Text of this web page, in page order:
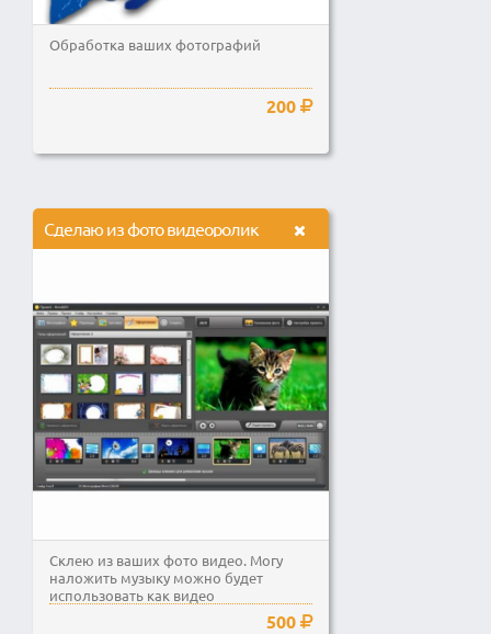
Обработка ваших фотографий
200
Сделаю из фото видеоролик
Склею из ваших фото видео. Могу
наложить музыку можно будет
использовать как видео
поздравления. Могу обрезать видео....
500